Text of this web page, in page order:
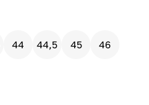
44 44,5 45 46